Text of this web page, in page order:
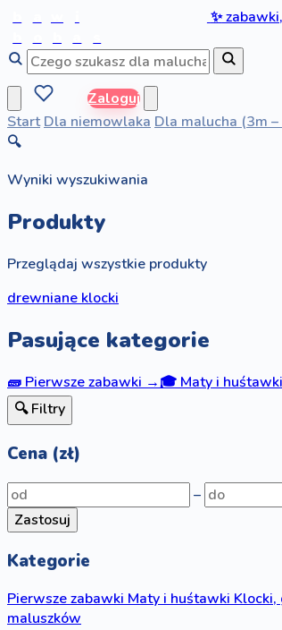
✨
Zaloguj
Start Dla niemowlaka Dla malucha (3m –
🔍
Wyniki wyszukiwania
Produkty
Przeglądaj wszystkie produkty
drewniane klocki
Pasujące kategorie
🧱Pierwsze zabawki→🎓Maty i huśtawki
🔍 Filtry
Cena (zł)
–
Zastosuj
Kategorie
Pierwsze zabawki Maty i huśtawki Klocki,
maluszków